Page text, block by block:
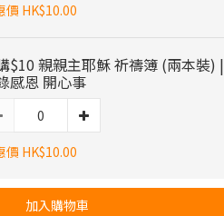
價 HK$10.00
$10 親親主耶穌 祈禱簿 (兩本裝) |
感恩 開心事
價 HK$10.00
加入購物車